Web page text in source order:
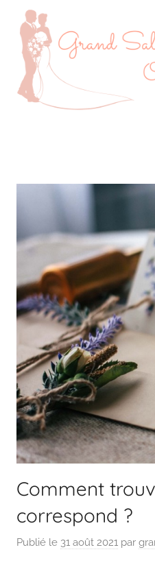
Comment
correspond ?
Publié le 31 août 2021 par